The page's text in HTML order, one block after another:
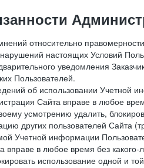
относительно
настоящих Условий
уведомления
Пользователей.
об использовании Учетной
Сайта вправе в любое
усмотрению удалить,
других пользователей Сайта
Учетной информации
вправе в любое время без
использование одной и